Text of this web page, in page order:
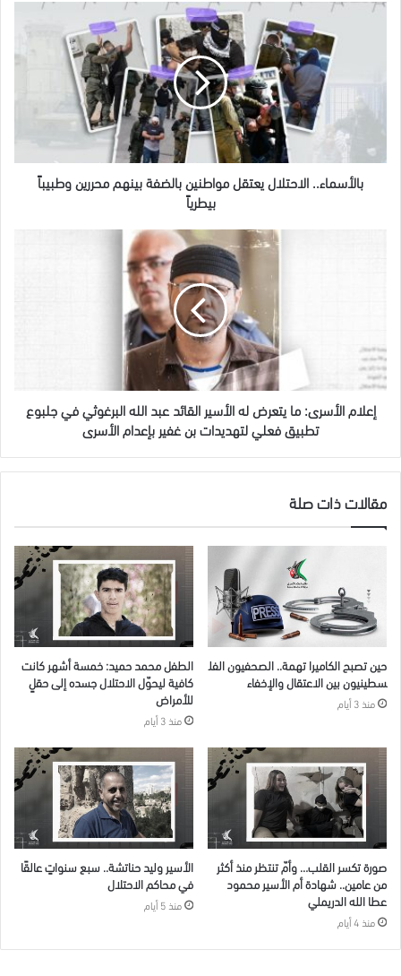
بالأسماء..
بينهم
محررين
بيطرياً
بالأسماء.. الاحتلال يعتقل مواطنين بالضفة بينهم محررين وطبيباً
بيطرياً
القائد
عبد
الله
البرغوثي
في
تطبيق
لتهديدات
إعلام الأسرى: ما يتعرض له الأسير القائد عبد الله البرغوثي في جلبوع
تطبيق فعلي لتهديدات بن غفير بإعدام الأسرى
مقالات ذات صلة
حين تصبح الكاميرا تهمة.. الصحفيون الفل
سطينيون بين الاعتقال والإخفاء
منذ 3 أيام
الطفل محمد حميد: خمسة أشهر كانت
كافية ليحوّل الاحتلال جسده إلى حقلٍ
للأمراض
منذ 3 أيام
صورة تكسر القلب… وأمّ تنتظر منذ أكثر
من عامين.. شهادة أم الأسير محمود
عطا الله الدريملي
منذ 4 أيام
الأسير وليد حناتشة.. سبع سنواتٍ عالقًا
في محاكم الاحتلال
منذ 5 أيام